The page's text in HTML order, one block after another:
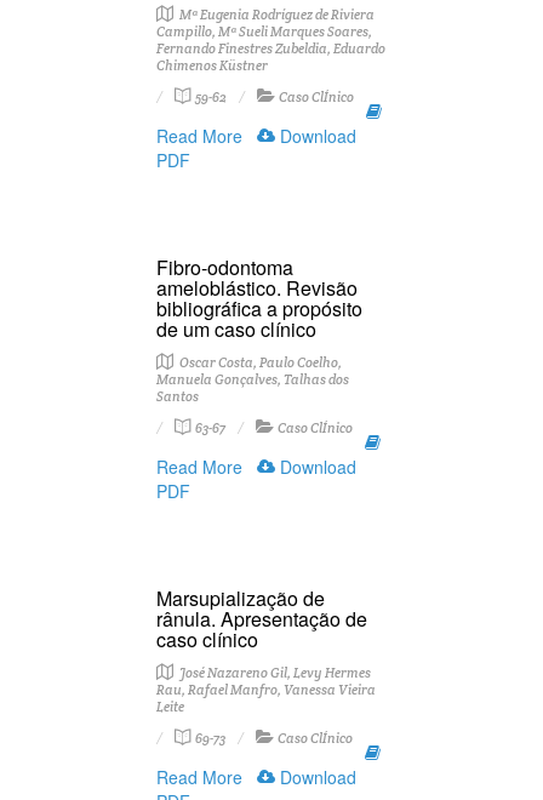
Mª Eugenia Rodríguez de Riviera
Campillo, Mª Sueli Marques Soares,
Fernando Finestres Zubeldia, Eduardo
Chimenos Küstner
59-62
Caso ClÍnico
Read More
Download
PDF
Fibro-odontoma
ameloblástico. Revisão
bibliográfica a propósito
de um caso clínico
Oscar Costa, Paulo Coelho,
Manuela Gonçalves, Talhas dos
Santos
63-67
Caso ClÍnico
Read More
Download
PDF
Marsupialização de
rânula. Apresentação de
caso clínico
José Nazareno Gil, Levy Hermes
Rau, Rafael Manfro, Vanessa Vieira
Leite
69-73
Caso ClÍnico
Read More
Download